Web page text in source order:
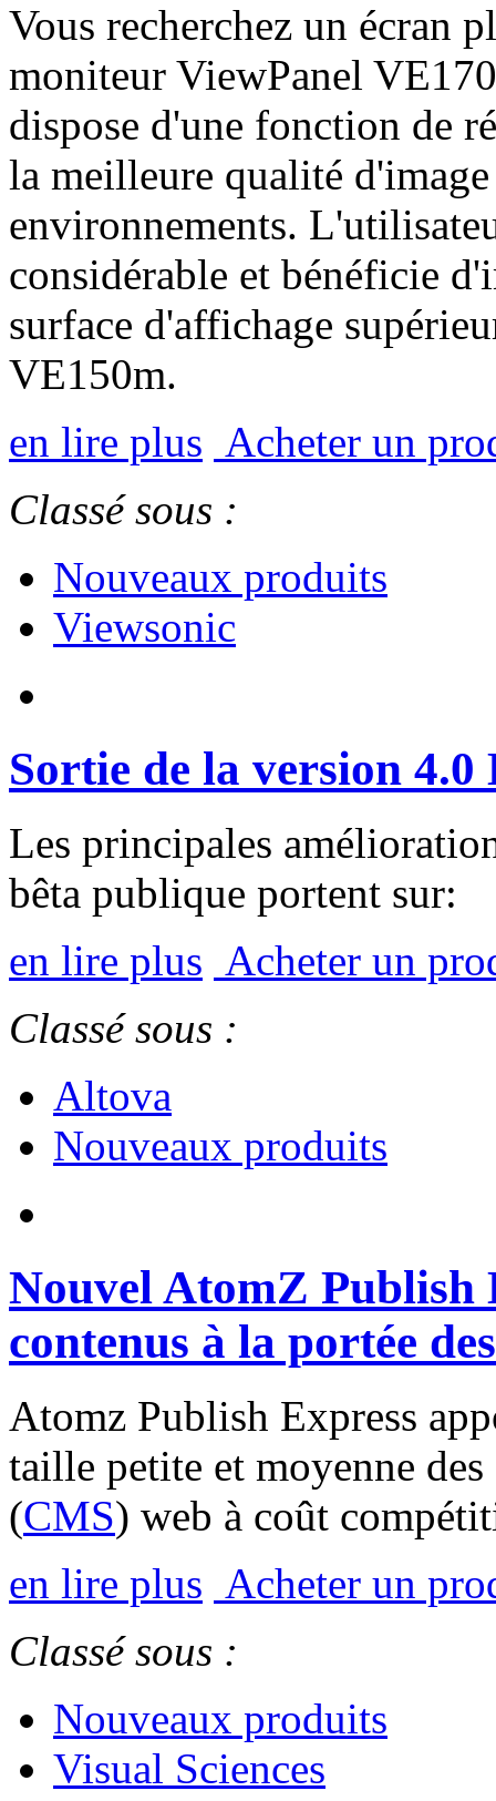
Vous recherchez un écran
moniteur ViewPanel
dispose d'une fonction de
la meilleure qualité
environnements.
considérable et bénéficie
surface d'affichage
VE150m.
en lire plus Acheter un
Classé sous :
Nouveaux produits
Viewsonic
Sortie de la version
Les principales
bêta publique portent sur:
en lire plus Acheter un
Classé sous :
Altova
Nouveaux produits
Nouvel AtomZ Publish
contenus à la portée
Atomz Publish Express
taille petite et moyenne
(CMS) web à coût
en lire plus Acheter un
Classé sous :
Nouveaux produits
Visual Sciences